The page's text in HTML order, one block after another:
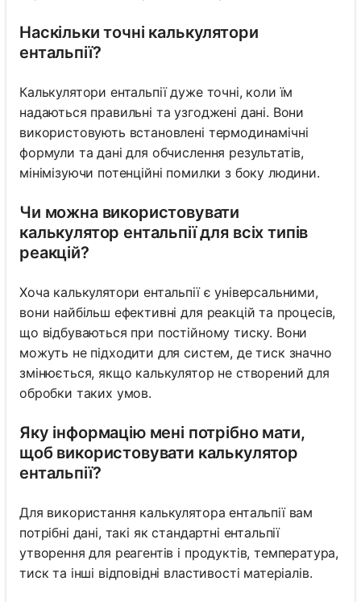
Наскільки точні калькулятори
ентальпії?
Калькулятори ентальпії дуже точні, коли їм
надаються правильні та узгоджені дані. Вони
використовують встановлені термодинамічні
формули та дані для обчислення результатів,
мінімізуючи потенційні помилки з боку людини.
Чи можна використовувати
калькулятор ентальпії для всіх типів
реакцій?
Хоча калькулятори ентальпії є універсальними,
вони найбільш ефективні для реакцій та процесів,
що відбуваються при постійному тиску. Вони
можуть не підходити для систем, де тиск значно
змінюється, якщо калькулятор не створений для
обробки таких умов.
Яку інформацію мені потрібно мати,
щоб використовувати калькулятор
ентальпії?
Для використання калькулятора ентальпії вам
потрібні дані, такі як стандартні ентальпії
утворення для реагентів і продуктів, температура,
тиск та інші відповідні властивості матеріалів.